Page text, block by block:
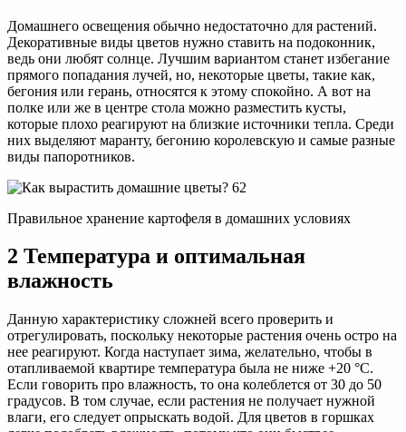
Домашнего освещения обычно недостаточно для растений.
Декоративные виды цветов нужно ставить на подоконник,
ведь они любят солнце. Лучшим вариантом станет избегание
прямого попадания лучей, но, некоторые цветы, такие как,
бегония или герань, относятся к этому спокойно. А вот на
полке или же в центре стола можно разместить кусты,
которые плохо реагируют на близкие источники тепла. Среди
них выделяют маранту, бегонию королевскую и самые разные
виды папоротников.
Правильное хранение картофеля в домашних условиях
2 Температура и оптимальная
влажность
Данную характеристику сложней всего проверить и
отрегулировать, поскольку некоторые растения очень остро на
нее реагируют. Когда наступает зима, желательно, чтобы в
отапливаемой квартире температура была не ниже +20 °C.
Если говорить про влажность, то она колеблется от 30 до 50
градусов. В том случае, если растения не получает нужной
влаги, его следует опрыскать водой. Для цветов в горшках